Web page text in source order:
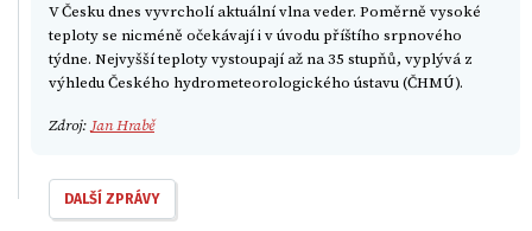
V Česku dnes vyvrcholí aktuální vlna veder. Poměrně vysoké
teploty se nicméně očekávají i v úvodu příštího srpnového
týdne. Nejvyšší teploty vystoupají až na 35 stupňů, vyplývá z
výhledu Českého hydrometeorologického ústavu (ČHMÚ).
Zdroj: Jan Hrabě
DALŠÍ ZPRÁVY